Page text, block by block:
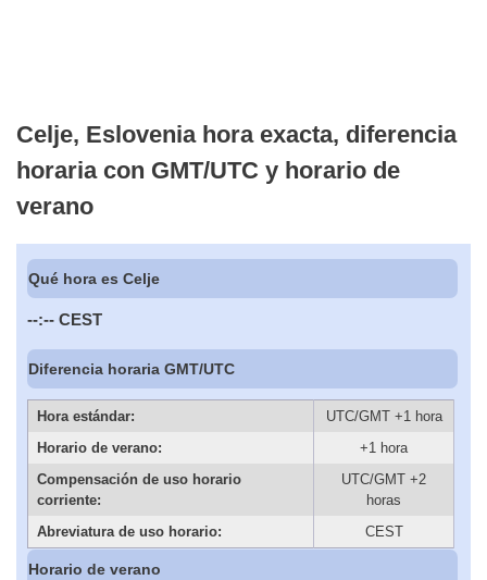
Celje, Eslovenia hora exacta, diferencia
horaria con GMT/UTC y horario de
verano
Qué hora es Celje
--:-- CEST
Diferencia horaria GMT/UTC
Hora estándar:
UTC/GMT +1 hora
Horario de verano:
+1 hora
Compensación de uso horario
corriente:
UTC/GMT +2
horas
Abreviatura de uso horario:
CEST
Horario de verano